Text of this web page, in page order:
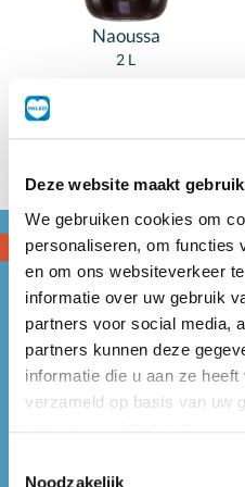
Deze website maakt
We gebruiken cookies om
personaliseren, om functies
en om ons websiteverkeer
informatie over uw gebruik
partners voor social media,
partners kunnen deze
informatie die u aan ze
verzameld op basis van uw
Noodzakelijk
Naoussa
2 L